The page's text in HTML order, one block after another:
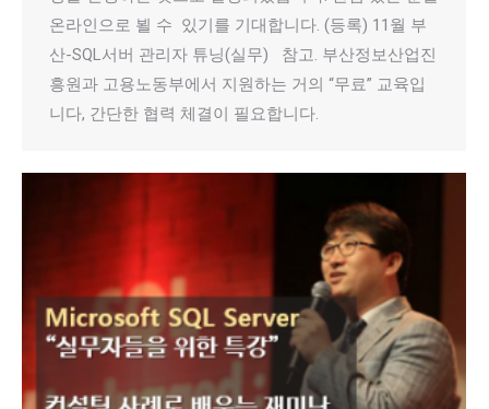
온라인으로 뵐 수 있기를 기대합니다. (등록) 11월 부
산-SQL서버 관리자 튜닝(실무) 참고. 부산정보산업진
흥원과 고용노동부에서 지원하는 거의 “무료” 교육입
니다, 간단한 협력 체결이 필요합니다.